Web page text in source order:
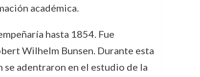
académica.
hasta 1854. Fue
Wilhelm Bunsen. Durante esta
adentraron en el estudio de la